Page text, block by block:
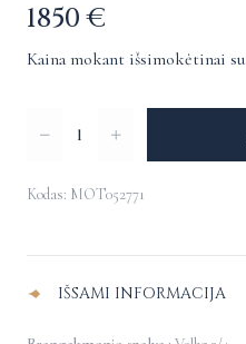
1850€
Kaina mokant išsimokėtinai su
Žiedas
Kodas: MOT052771
IŠSAMI INFORMACIJA